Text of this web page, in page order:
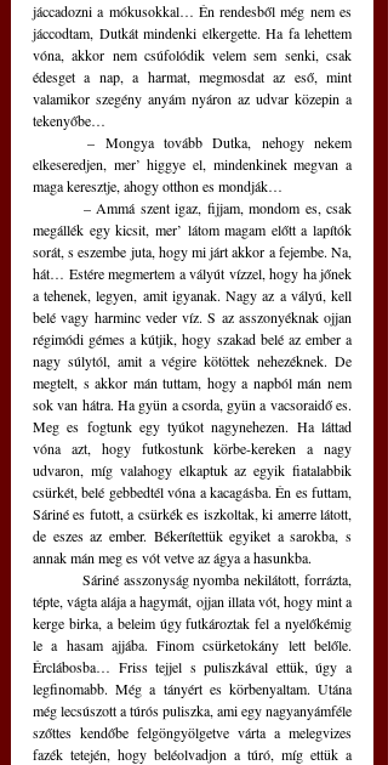
jáccadozni a mókusokkal… Én rendesből még nem es
jáccodtam, Dutkát mindenki elkergette. Ha fa lehettem
vóna, akkor nem csúfolódik velem sem senki, csak
édesget a nap, a harmat, megmosdat az eső, mint
valamikor szegény anyám nyáron az udvar közepin a
tekenyőbe…
	– Mongya tovább Dutka, nehogy nekem
elkeseredjen, mer’ higgye el, mindenkinek megvan a
maga keresztje, ahogy otthon es mondják…
megállék egy kicsit, mer’ látom magam előtt a lapítók
sorát, s eszembe juta, hogy mi járt akkor a fejembe. Na,
hát… Estére megmertem a vályút vízzel, hogy ha jőnek
a tehenek, legyen, amit igyanak. Nagy az a vályú, kell
belé vagy harminc veder víz. S az asszonyéknak ojjan
régimódi gémes a kútjik, hogy szakad belé az ember a
nagy súlytól, amit a végire kötöttek nehezéknek. De
megtelt, s akkor mán tuttam, hogy a napból mán nem
sok van hátra. Ha gyün a csorda, gyün a vacsoraidő es.
Meg es fogtunk egy tyúkot nagynehezen. Ha láttad
vóna azt, hogy futkostunk körbe-kereken a nagy
udvaron, míg valahogy elkaptuk az egyik fiatalabbik
csürkét, belé gebbedtél vóna a kacagásba. Én es futtam,
Sáriné es futott, a csürkék es iszkoltak, ki amerre látott,
de eszes az ember. Békerítettük egyiket a sarokba, s
annak mán meg es vót vetve az ágya a hasunkba.
tépte, vágta alája a hagymát, ojjan illata vót, hogy mint a
kerge birka, a beleim úgy futkároztak fel a nyelőkémig
le a hasam ajjába. Finom csürketokány lett belőle.
Érclábosba… Friss tejjel s puliszkával ettük, úgy a
legfinomabb. Még a tányért es körbenyaltam. Utána
még lecsúszott a túrós puliszka, ami egy nagyanyámféle
szőttes kendőbe felgöngyölgetve várta a melegvizes
fazék tetején, hogy beléolvadjon a túró, míg ettük a